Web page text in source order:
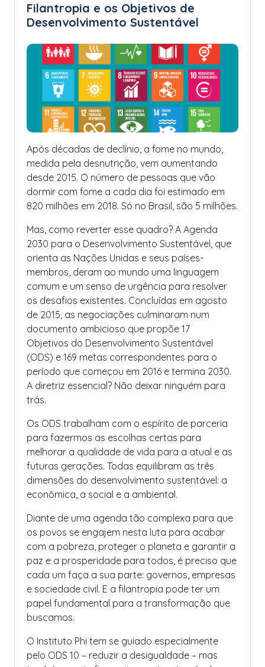
Filantropia e os Objetivos de
Desenvolvimento Sustentável
Após décadas de declínio, a fome no mundo,
medida pela desnutrição, vem aumentando
desde 2015. O número de pessoas que vão
dormir com fome a cada dia foi estimado em
820 milhões em 2018. Só no Brasil, são 5 milhões.
Mas, como reverter esse quadro? A Agenda
2030 para o Desenvolvimento Sustentável, que
orienta as Nações Unidas e seus países-
membros, deram ao mundo uma linguagem
comum e um senso de urgência para resolver
os desafios existentes. Concluídas em agosto
de 2015, as negociações culminaram num
documento ambicioso que propõe 17
Objetivos do Desenvolvimento Sustentável
(ODS) e 169 metas correspondentes para o
período que começou em 2016 e termina 2030.
A diretriz essencial? Não deixar ninguém para
trás.
Os ODS trabalham com o espírito de parceria
para fazermos as escolhas certas para
melhorar a qualidade de vida para a atual e as
futuras gerações. Todas equilibram as três
dimensões do desenvolvimento sustentável: a
econômica, a social e a ambiental.
Diante de uma agenda tão complexa para que
os povos se engajem nesta luta para acabar
com a pobreza, proteger o planeta e garantir a
paz e a prosperidade para todos, é preciso que
cada um faça a sua parte: governos, empresas
e sociedade civil. E a filantropia pode ter um
papel fundamental para a transformação que
buscamos.
O Instituto Phi tem se guiado especialmente
pelo ODS 10 – reduzir a desigualdade – mas